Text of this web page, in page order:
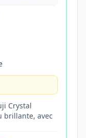
Crystal
brillante, avec